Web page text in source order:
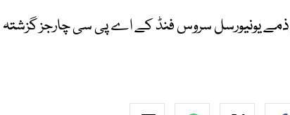
ذمے یونیورسل سروس فنڈ کے اے پی سی چارجز گزشتہ